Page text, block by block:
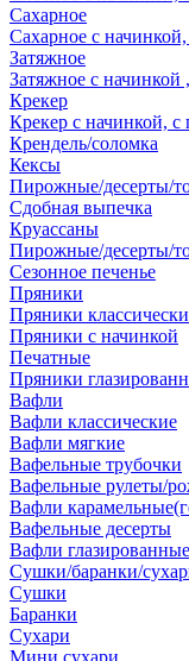
Сахарное
Сахарное с
Затяжное
Затяжное с начинкой
Крекер
Крекер с начинкой, с
Крендель/соломка
Кексы
Пирожные/десерты/
Сдобная выпечка
Круассаны
Пирожные/десерты/
Сезонное печенье
Пряники
Пряники
Пряники с начинкой
Печатные
Пряники
Вафли
Вафли классические
Вафли мягкие
Вафельные трубочки
Вафельные рулеты/
Вафли
Вафельные десерты
Вафли глазированные
Сушки/баранки/
Сушки
Баранки
Сухари
Мини сухари